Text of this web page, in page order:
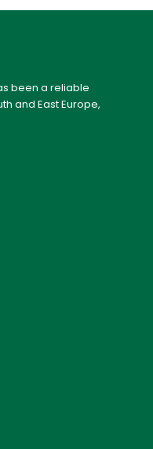
been a reliable
and East Europe,